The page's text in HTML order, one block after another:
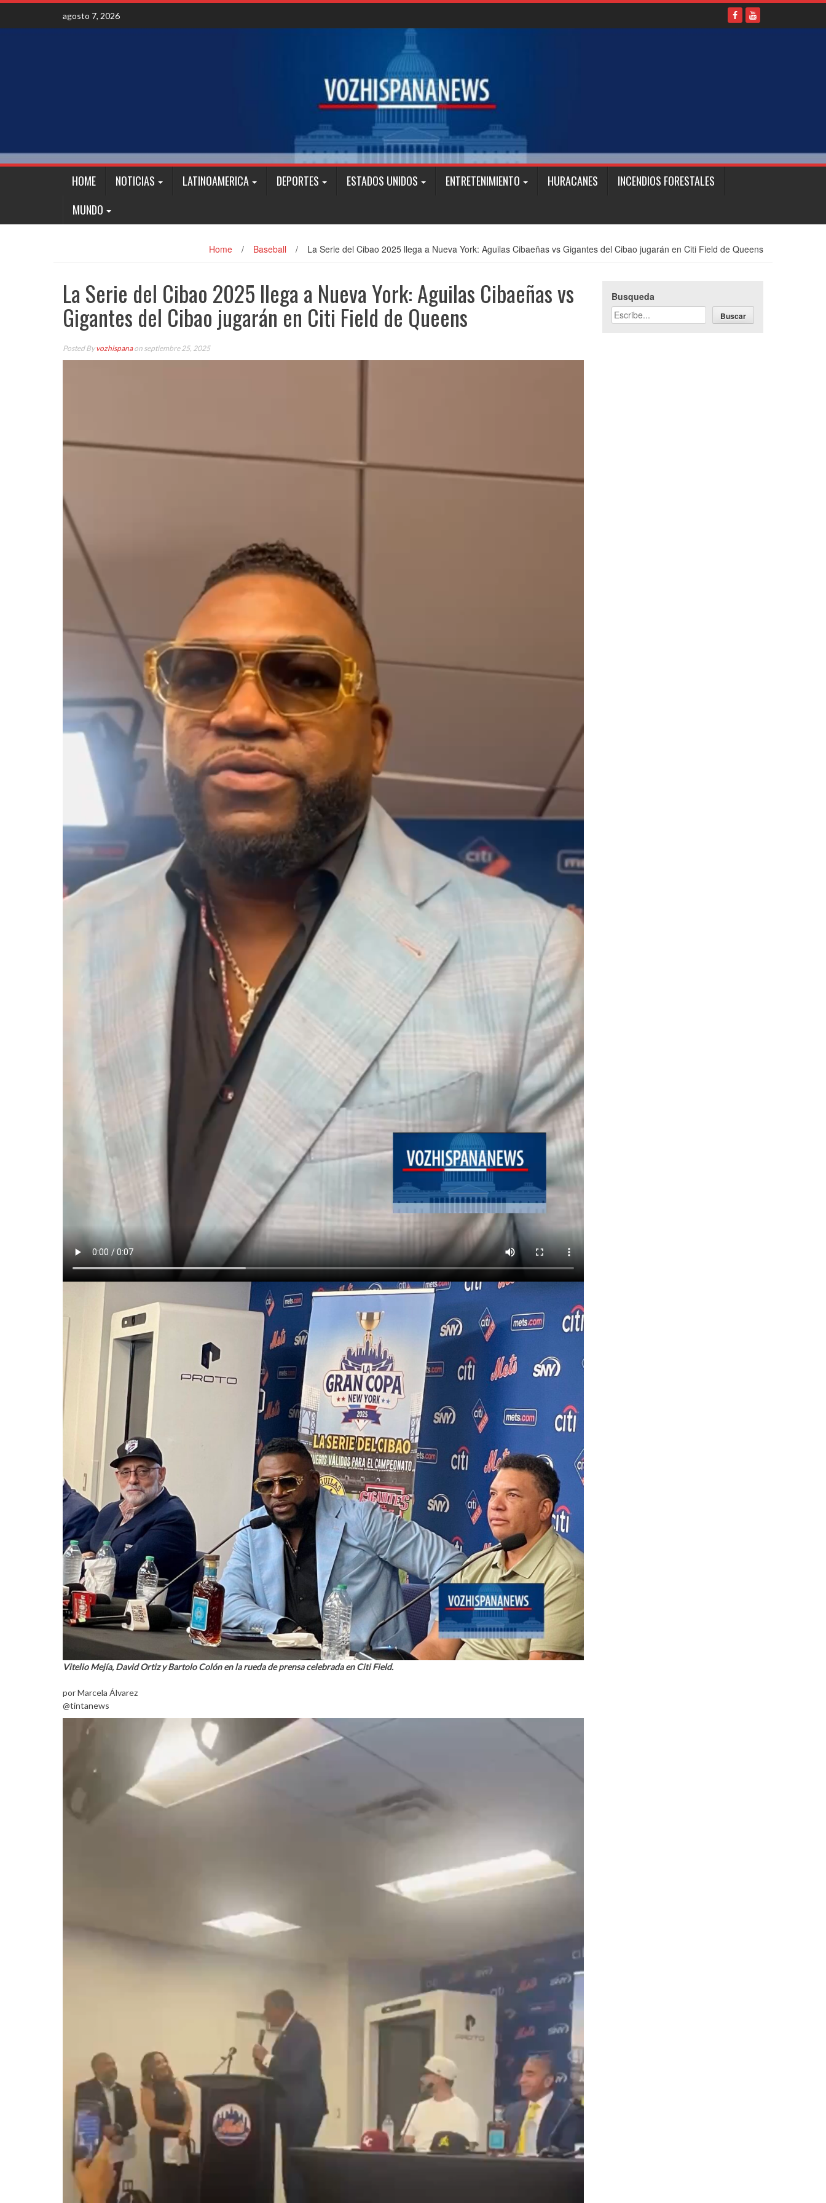
Skip
content
agosto 7, 2026
HOME NOTICIAS LATINOAMERICA DEPORTES ESTADOS UNIDOS ENTRETENIMIENTO HURACANES
INCENDIOS FORESTALES
MUNDO
Home / Baseball / La Serie del Cibao 2025 llega a Nueva York: Aguilas Cibaeñas vs Gigantes del Cibao jugarán en Citi Field de Queens
La Serie del Cibao 2025 llega a Nueva York: Aguilas Cibaeñas vs
Gigantes del Cibao jugarán en Citi Field de Queens
Posted Byvozhispanaon septiembre 25, 2025
Vitelio Mejía, David Ortiz y Bartolo Colón en la rueda de prensa celebrada en Citi Field.
por Marcela Álvarez
@tintanews
Busqueda
Buscar